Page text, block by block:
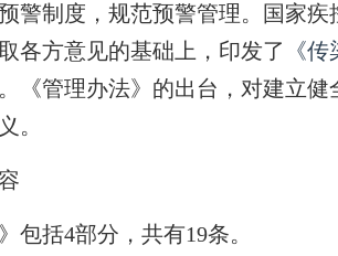
警制度，规范预警管理。国家
各方意见的基础上，印发了
《
。《管理办法》的出台，对建立
。
括4部分，共有19条。